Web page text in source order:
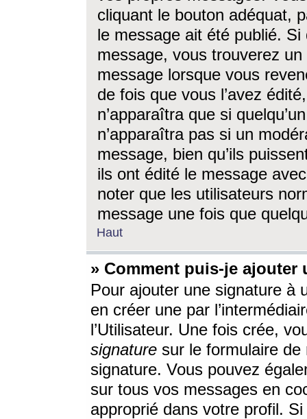
cliquant le bouton adéquat,
le message ait été publié. Si
message, vous trouverez
message lorsque vous
de fois que vous l’avez
n’apparaîtra que si
n’apparaîtra pas si un
message, bien qu’ils
ils ont édité le message
noter que les utilisateurs
message une fois que
Haut
» Comment puis-je ajouter
Pour ajouter une signature à
en créer une par
l’Utilisateur. Une fois crée,
signature sur le formulaire de
signature. Vous pouvez
sur tous vos messages en
approprié dans votre profil.